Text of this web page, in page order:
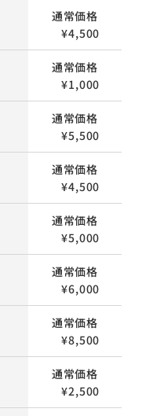
通常価格
¥4,500
通常価格
¥1,000
通常価格
¥5,500
通常価格
¥4,500
通常価格
¥5,000
通常価格
¥6,000
通常価格
¥8,500
通常価格
¥2,500